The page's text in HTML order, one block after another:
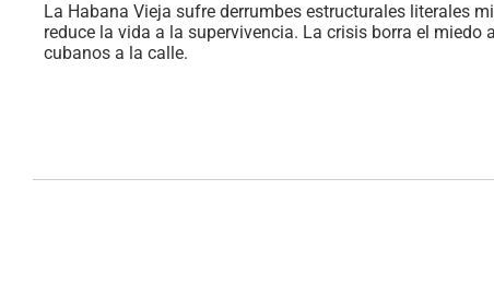
La Habana Vieja sufre derrumbes estructurales literales
reduce la vida a la supervivencia. La crisis borra el miedo
cubanos a la calle.